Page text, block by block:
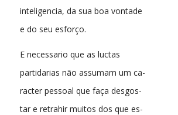
inteligencia, da sua boa vontade
e do seu esforço.
E necessario que as luctas
partidarias não assumam um ca-
racter pessoal que faça desgos-
tar e retrahir muitos dos que es-